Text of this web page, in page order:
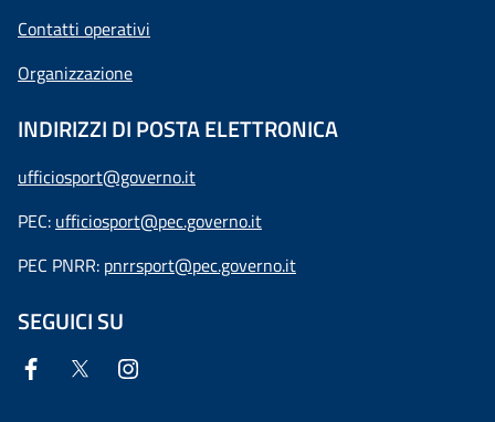
Contatti operativi
Organizzazione
INDIRIZZI DI POSTA ELETTRONICA
ufficiosport@governo.it
PEC: ufficiosport@pec.governo.it
PEC PNRR: pnrrsport@pec.governo.it
SEGUICI SU